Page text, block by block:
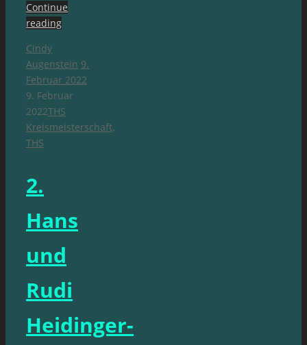
Continue
reading
Cindy
Augenstein 9.
Februar 2022
9. Februar
2022THS
Kreismeisterschaft,
THS
2.
Hans
und
Rudi
Heidinger-